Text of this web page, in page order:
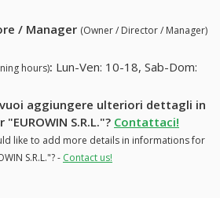
/ Manager (Owner / Director / Manager)
hours): Lun-Ven: 10-18, Sab-Dom:
aggiungere ulteriori dettagli in
S.R.L."? Contattaci!
like to add more details in informations for
S.R.L."? - Contact us!